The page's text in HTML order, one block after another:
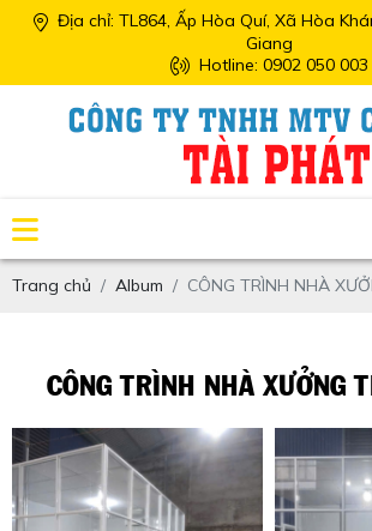
Địa chỉ: TL864, Ấp Hòa Quí, Xã Hòa
Giang
Hotline: 0902 050 003
Trang chủ Album CÔNG TRÌNH NHÀ
CÔNG TRÌNH NHÀ XƯỞNG